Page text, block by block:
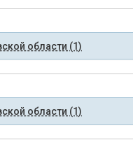
области (1)
области (1)